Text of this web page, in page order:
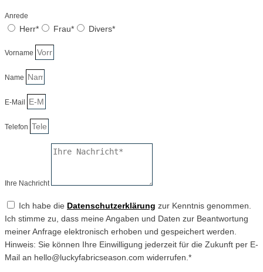
Anrede
Herr* Frau* Divers*
Vorname
Name
E-Mail
Telefon
Ihre Nachricht
Ich habe die Datenschutzerklärung zur Kenntnis genommen.
Ich stimme zu, dass meine Angaben und Daten zur Beantwortung
meiner Anfrage elektronisch erhoben und gespeichert werden.
Hinweis: Sie können Ihre Einwilligung jederzeit für die Zukunft per E-
Mail an hello@luckyfabricseason.com widerrufen.*